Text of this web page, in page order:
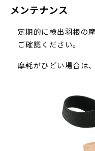
メンテナンス
定期的に検出羽根の
ご確認ください。
摩耗がひどい場合は